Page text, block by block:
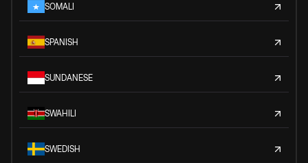
SOMALI
SPANISH
SUNDANESE
SWAHILI
SWEDISH